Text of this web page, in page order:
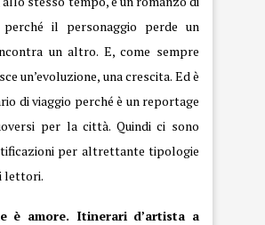
perché il personaggio perde un
un altro. E, come sempre
un’evoluzione, una crescita. Ed è
di viaggio perché è un reportage
per la città. Quindi ci sono
per altrettante tipologie
lettori.
è amore. Itinerari d’artista a